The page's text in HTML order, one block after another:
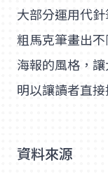
大部分運用代
粗馬克筆畫出
海報的風格，
明以讓讀者直
資料來源